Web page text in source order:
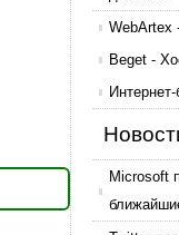
WebArtex
Beget -
Microsoft